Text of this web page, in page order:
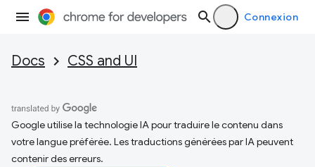
Connexion
Docs CSS and UI
Google utilise la technologie IA pour traduire le contenu dans
votre langue préférée. Les traductions générées par IA peuvent
contenir des erreurs.